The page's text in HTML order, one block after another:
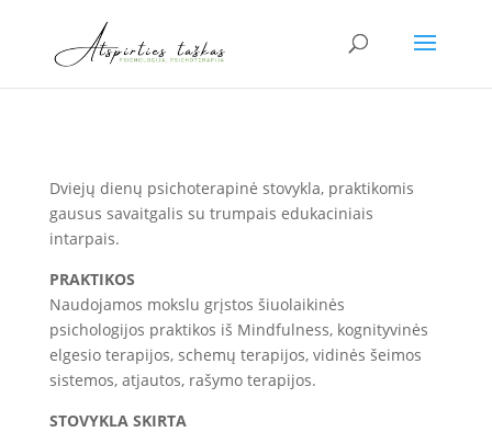
Dviejų dienų psichoterapinė stovykla, praktikomis
gausus savaitgalis su trumpais edukaciniais
intarpais.
PRAKTIKOS
Naudojamos mokslu grįstos šiuolaikinės
psichologijos praktikos iš Mindfulness, kognityvinės
elgesio terapijos, schemų terapijos, vidinės šeimos
sistemos, atjautos, rašymo terapijos.
STOVYKLA SKIRTA